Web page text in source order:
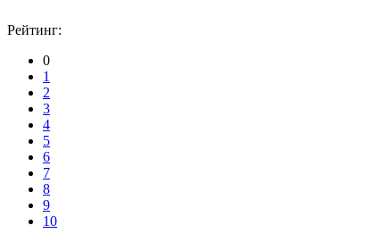
Рейтинг:
0
1
2
3
4
5
6
7
8
9
10